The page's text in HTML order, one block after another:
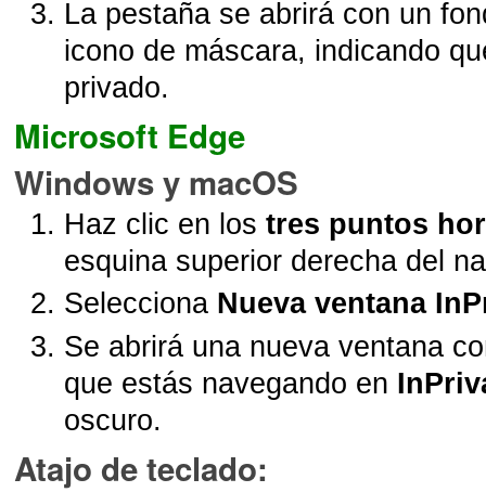
La pestaña se abrirá con un
icono de máscara, indicando
privado.
Microsoft Edge
Windows y macOS
Haz clic en lostres puntos
esquina superior derecha del
Selecciona Nueva ventana
Se abrirá una nueva ventana
que estás navegando en
oscuro.
Atajo de teclado: